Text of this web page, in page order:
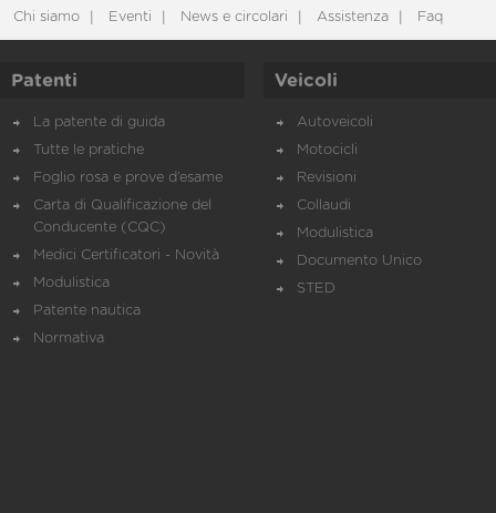
Chi siamo Eventi News e circolari Assistenza Faq
Patenti
La patente di guida
Tutte le pratiche
Foglio rosa e prove d’esame
Carta di Qualificazione del
Conducente (CQC)
Medici Certificatori - Novità
Modulistica
Patente nautica
Normativa
Veicoli
Autoveicoli
Motocicli
Revisioni
Collaudi
Modulistica
Documento Unico
STED